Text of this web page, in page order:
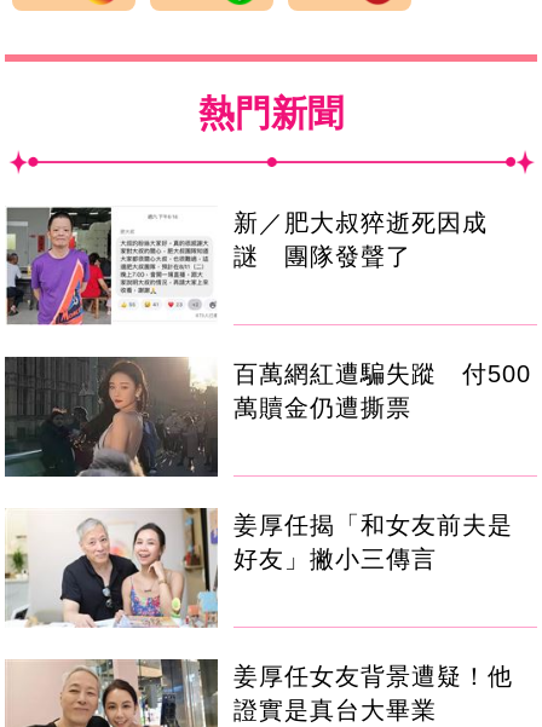
熱門新聞
新／肥大叔猝逝死因成
謎 團隊發聲了
百萬網紅遭騙失蹤 付500
萬贖金仍遭撕票
姜厚任揭「和女友前夫是
好友」撇小三傳言
姜厚任女友背景遭疑！他
證實是真台大畢業